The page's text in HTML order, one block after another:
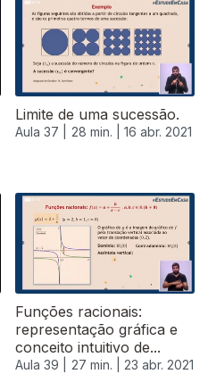
Limite de uma sucessão.
Aula 37 | 28 min. | 16 abr. 2021
Funções racionais:
representação gráfica e
conceito intuitivo de...
Aula 39 | 27 min. | 23 abr. 2021